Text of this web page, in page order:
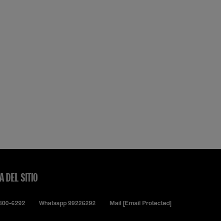
DEL SITIO
6292 Whatsapp 99226292 Mail [email Protected]